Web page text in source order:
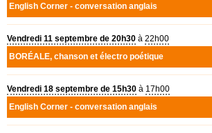
English Corner - conversation anglais
Vendredi 11 septembre de 20h30 à 22h00
BORÉALE, chanson et électro poétique
Vendredi 18 septembre de 15h30 à 17h00
English Corner - conversation anglais